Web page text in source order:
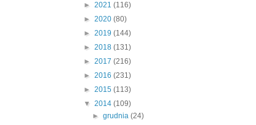
► 2021 (116)
► 2020 (80)
► 2019 (144)
► 2018 (131)
► 2017 (216)
► 2016 (231)
► 2015 (113)
▼ 2014 (109)
►grudnia(24)